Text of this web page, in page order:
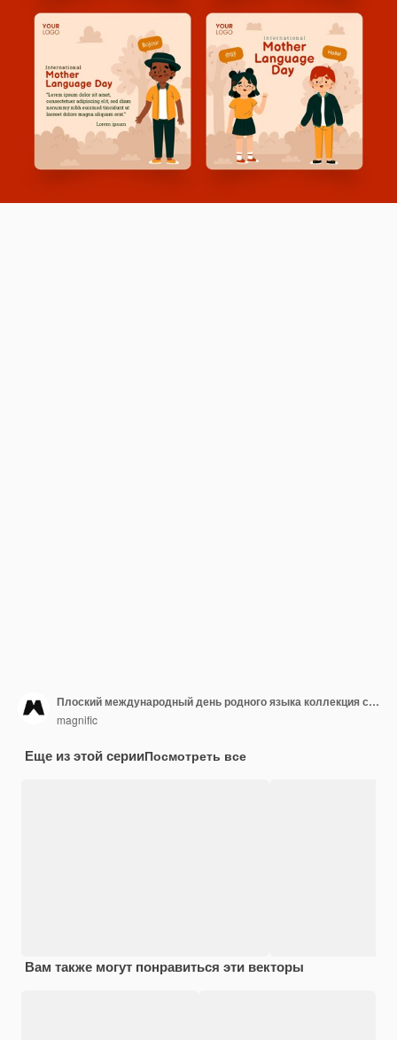
Плоский международный день родного языка коллекция сообщений в социальных сетях
magnific
Еще из этой серииПосмотреть все
Вам также могут понравиться эти векторы